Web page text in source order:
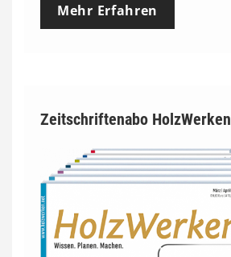
Mehr Erfahren
Zeitschriftenabo HolzWerken